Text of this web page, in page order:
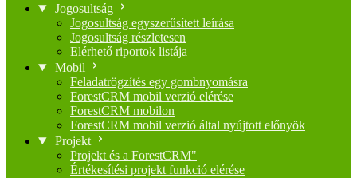
Jogosultság
Jogosultság egyszerűsített leírása
Jogosultság részletesen
Elérhető riportok listája
Mobil
Feladatrögzítés egy gombnyomásra
ForestCRM mobil verzió elérése
ForestCRM mobilon
ForestCRM mobil verzió által nyújtott előnyök
Projekt
Projekt és a ForestCRM"
Értékesítési projekt funkció elérése